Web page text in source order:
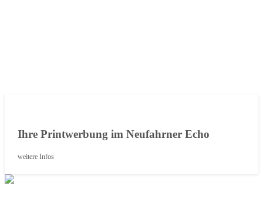
Ihre Printwerbung im Neufahrner Echo
weitere Infos